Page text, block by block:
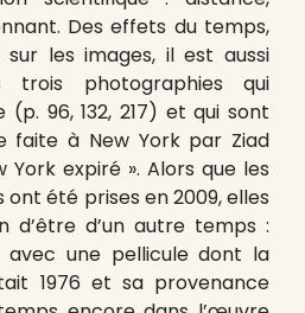
Des effets du temps,
les images, il est aussi
trois photographies qui
96, 132, 217) et qui sont
faite à New York par Ziad
York expiré ». Alors que les
été prises en 2009, elles
d’être d’un autre temps :
une pellicule dont la
1976 et sa provenance